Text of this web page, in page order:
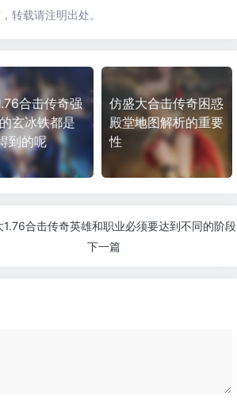
转载请注明出处。
合击传奇强
玄冰铁都是
到的呢
仿盛大合击传奇困惑
殿堂地图解析的重要
性
1.76合击传奇英雄和职业必须要达到不同的阶段
下一篇